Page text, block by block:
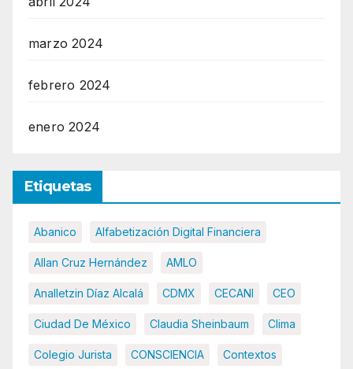
marzo 2024
febrero 2024
enero 2024
Etiquetas
Abanico Alfabetización Digital Financiera
Allan Cruz Hernández AMLO
Analletzin Díaz Alcalá CDMX CECANI CEO
Ciudad De México Claudia Sheinbaum Clima
Colegio Jurista CONSCIENCIA Contextos